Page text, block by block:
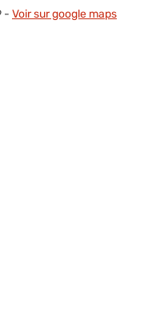
- Voir sur google maps